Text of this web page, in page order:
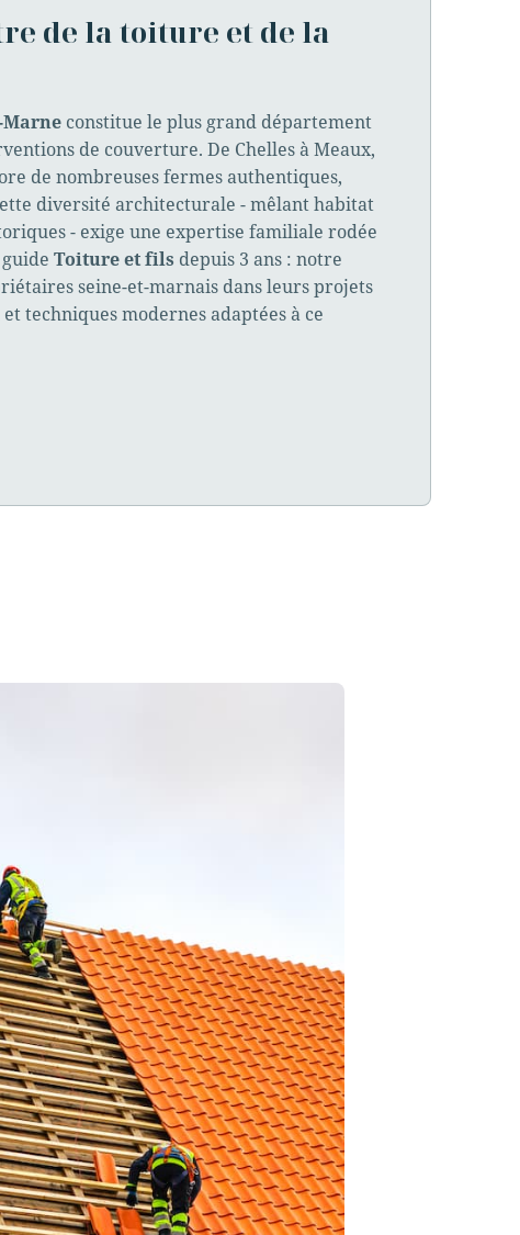
de la toiture et de la
Marneconstitue le plus grand département
de couverture. De Chelles à Meaux,
de nombreuses fermes authentiques,
diversité architecturale - mêlant habitat
- exige une expertise familiale rodée
Toiture et fils depuis 3 ans : notre
seine-et-marnais dans leurs projets
techniques modernes adaptées à ce